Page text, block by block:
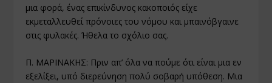
μια φορά, ένας επικίνδυνος κακοποιός είχε
εκμεταλλευθεί πρόνοιες του νόμου και μπαινόβγαινε
στις φυλακές. Ήθελα το σχόλιο σας.
Π. ΜΑΡΙΝΑΚΗΣ: Πριν απ’ όλα να πούμε ότι είναι μια εν
εξελίξει, υπό διερεύνηση πολύ σοβαρή υπόθεση. Μια